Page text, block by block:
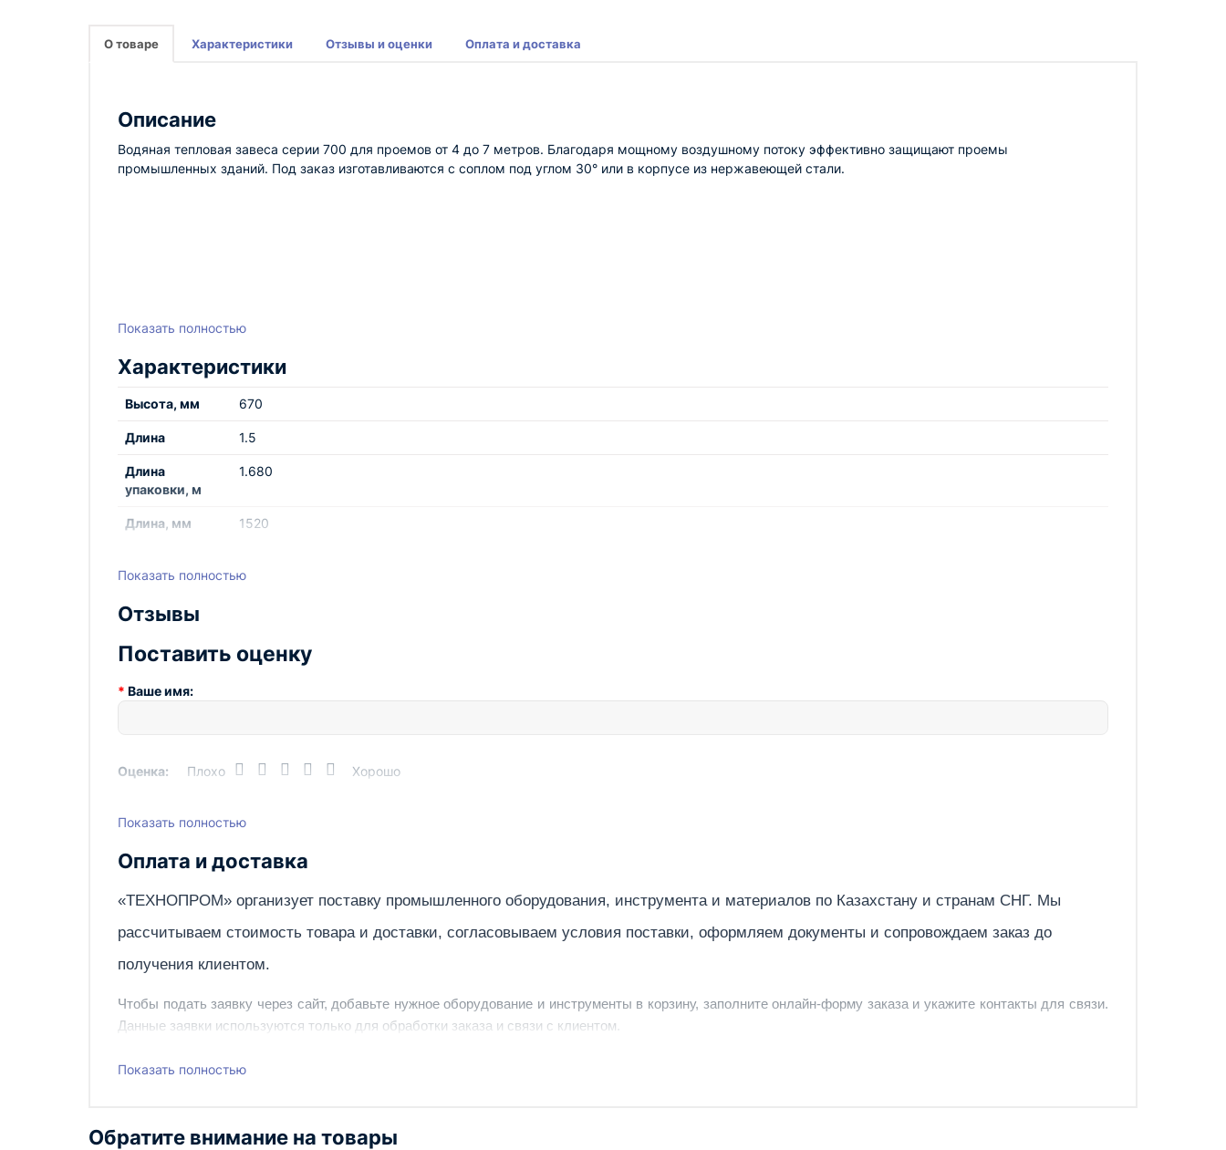
О товаре Характеристики Отзывы и оценки Оплата и доставка
Описание
Водяная тепловая завеса серии 700 для проемов от 4 до 7 метров. Благодаря мощному воздушному потоку эффективно защищают проемы
промышленных зданий. Под заказ изготавливаются с соплом под углом 30° или в корпусе из нержавеющей стали.
Показать полностью
Характеристики
Высота, мм 670
Длина 1.5
Длина
упаковки, м
1.680
Длина, мм 1520
давление на
м, дБ (A)
Источник
тепла
Максимальный
3.0
сети, В/Гц
Потребляемая
мощность
двигателя, Вт
1800
Расход
час
8500-9500-10000
Серия
Скорость
выходе из
13.5
защиты
Показать полностью
Отзывы
Поставить оценку
Ваше имя:
Оценка: Плохо Хорошо
Написать отзыв
Показать полностью
Оплата и доставка
«ТЕХНОПРОМ» организует поставку промышленного оборудования, инструмента и материалов по Казахстану и странам СНГ. Мы
рассчитываем стоимость товара и доставки, согласовываем условия поставки, оформляем документы и сопровождаем заказ до
получения клиентом.
Чтобы подать заявку через сайт, добавьте нужное оборудование и инструменты в корзину, заполните онлайн-форму заказа и укажите контакты для связи.
Данные заявки используются только для обработки заказа и связи с клиентом.
Наш сотрудник свяжется с вами, чтобы подтвердить заявку, уточнить детали, рассчитать стоимость поставки и предложить удобный вариант доставки.
Показать полностью
Обратите внимание на товары